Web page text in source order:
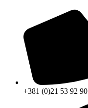
+381 (0)21 53 92 90